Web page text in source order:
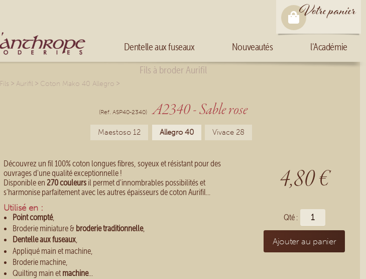
Votre panier
Dentelle aux fuseaux Nouveautés l'Académie
Fils à broder Aurifil
Fils > Aurifil> Coton Mako 40 Allegro >
(Ref. ASP40-2340) A2340 - Sable rose
Maestoso 12 Allegro 40 Vivace 28
Découvrez un fil 100% coton longues fibres, soyeux et résistant pour des
ouvrages d'une qualité exceptionnelle !
Disponible en 270 couleurs il permet d'innombrables possibilités et
s'harmonise parfaitement avec les autres épaisseurs de coton Aurifil...
Utilisé en :
Point compté,
Broderie miniature & broderie traditionnelle,
Dentelle aux fuseaux,
Appliqué main et machine,
Broderie machine,
Quilting main et machine...
4,80 €
Qté :
Ajouter au panier